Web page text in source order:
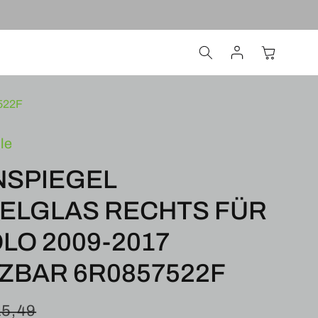
EinloggenWarenkorb
RECHTS FÜR
2009-2017
6R0857522F